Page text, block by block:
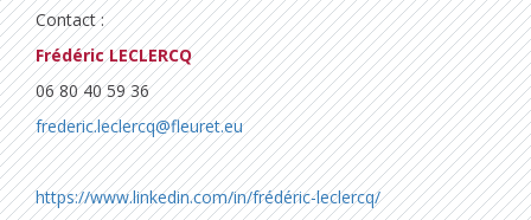
Contact :
Frédéric LECLERCQ
06 80 40 59 36
frederic.leclercq@fleuret.eu
https://www.linkedin.com/in/frédéric-leclercq/